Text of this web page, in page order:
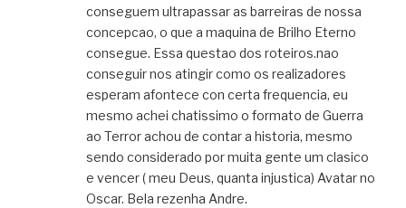
conseguem ultrapassar as barreiras de nossa
concepcao, o que a maquina de Brilho Eterno
consegue. Essa questao dos roteiros.nao
conseguir nos atingir como os realizadores
esperam afontece con certa frequencia, eu
mesmo achei chatissimo o formato de Guerra
ao Terror achou de contar a historia, mesmo
sendo considerado por muita gente um clasico
e vencer ( meu Deus, quanta injustica) Avatar no
Oscar. Bela rezenha Andre.